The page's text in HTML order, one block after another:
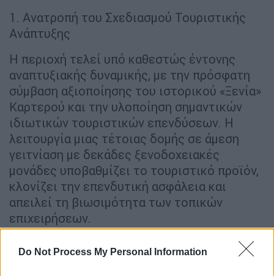
Do Not Process My Personal Information
1. Ανατροπή του Σχεδιασμού Τουριστικής
Ανάπτυξης
Η περιοχή τελεί υπό καθεστώς έντονης
αναπτυξιακής δυναμικής, με την πρόσφατη
σύμβαση αξιοποίησης του ιστορικού «Ξενία»
Καρτερού και την υλοποίηση σημαντικών
ιδιωτικών τουριστικών επενδύσεων. Η
λειτουργία μιας τέτοιας δομής σε άμεση
γειτνίαση με δεκάδες ξενοδοχειακές
μονάδες υποβαθμίζει το τουριστικό προϊόν,
κλονίζει την επενδυτική ασφάλεια και
απειλεί τη βιωσιμότητα των τοπικών
επιχειρήσεων.
Αθλητικών Υποδομών